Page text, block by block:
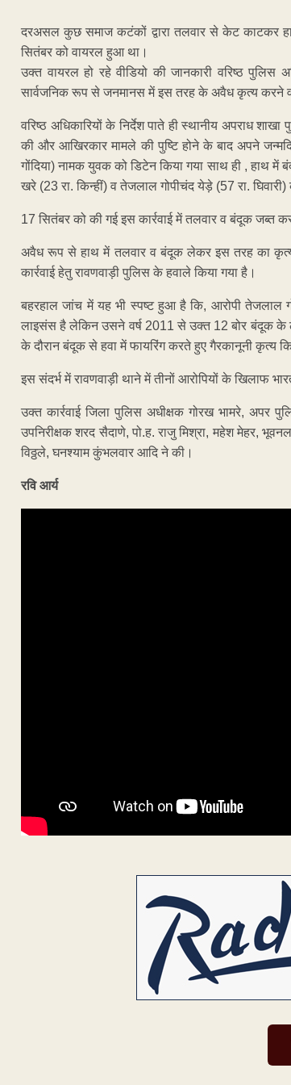
दरअसल कुछ समाज कटंकों द्वारा तलवार से केट काटकर
सितंबर को वायरल हुआ था।
उक्त वायरल हो रहे वीडियो की जानकारी वरिष्ठ पुलिस
सार्वजनिक रूप से जनमानस में इस तरह के अवैध कृत्य करने
वरिष्ठ अधिकारियों के निर्देश पाते ही स्थानीय अपराध
की और आखिरकार मामले की पुष्टि होने के बाद अपने
गोंदिया) नामक युवक को डिटेन किया गया साथ ही , हाथ
खरे (23 रा. किन्हीं) व तेजलाल गोपीचंद येड़े (57 रा. घिवारी)
17 सितंबर को की गई इस कार्रवाई में तलवार व बंदूक जब्त
अवैध रूप से हाथ में तलवार व बंदूक लेकर इस तरह का कृत्य
कार्रवाई हेतु रावणवाड़ी पुलिस के हवाले किया गया है।
बहरहाल जांच में यह भी स्पष्ट हुआ है कि, आरोपी
लाइसंस है लेकिन उसने वर्ष 2011 से उक्त 12 बोर बंदूक के
के दौरान बंदूक से हवा में फायरिंग करते हुए गैरकानूनी कृत्य
इस संदर्भ में रावणवाड़ी थाने में तीनों आरोपियों के खिलाफ
उक्त कार्रवाई जिला पुलिस अधीक्षक गोरख भामरे, अपर
उपनिरीक्षक शरद सैदाणे, पो.ह. राजु मिश्रा, महेश मेहर,
विठ्ठले, घनश्याम कुंभलवार आदि ने की।
रवि आर्य